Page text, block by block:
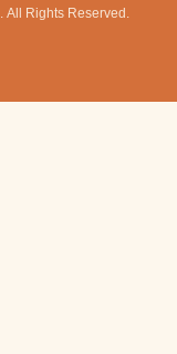
. All Rights Reserved.